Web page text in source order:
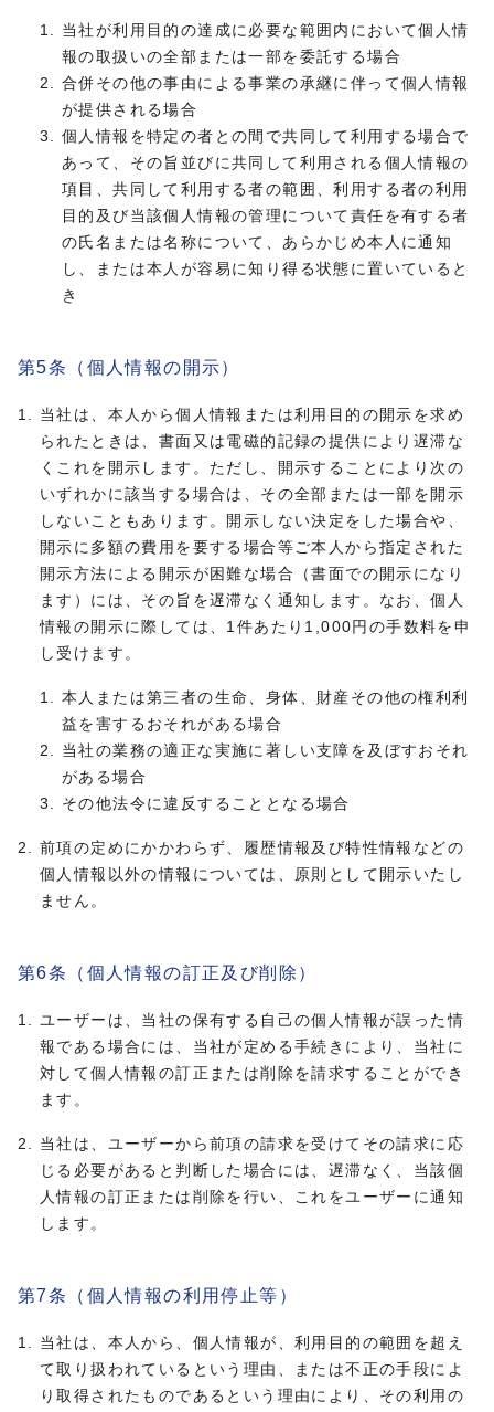
当社が利用目的の達成に必要な範囲内において個人情
報の取扱いの全部または一部を委託する場合
合併その他の事由による事業の承継に伴って個人情報
が提供される場合
個人情報を特定の者との間で共同して利用する場合で
あって、その旨並びに共同して利用される個人情報の
項目、共同して利用する者の範囲、利用する者の利用
目的及び当該個人情報の管理について責任を有する者
の氏名または名称について、あらかじめ本人に通知
し、または本人が容易に知り得る状態に置いていると
き
第5条（個人情報の開示）
当社は、本人から個人情報または利用目的の開示を求め
られたときは、書面又は電磁的記録の提供により遅滞な
くこれを開示します。ただし、開示することにより次の
いずれかに該当する場合は、その全部または一部を開示
しないこともあります。開示しない決定をした場合や、
開示に多額の費用を要する場合等ご本人から指定された
開示方法による開示が困難な場合（書面での開示になり
ます）には、その旨を遅滞なく通知します。なお、個人
情報の開示に際しては、1件あたり1,000円の手数料を申
し受けます。
本人または第三者の生命、身体、財産その他の権利利
益を害するおそれがある場合
当社の業務の適正な実施に著しい支障を及ぼすおそれ
がある場合
その他法令に違反することとなる場合
前項の定めにかかわらず、履歴情報及び特性情報などの
個人情報以外の情報については、原則として開示いたし
ません。
第6条（個人情報の訂正及び削除）
ユーザーは、当社の保有する自己の個人情報が誤った情
報である場合には、当社が定める手続きにより、当社に
対して個人情報の訂正または削除を請求することができ
ます。
当社は、ユーザーから前項の請求を受けてその請求に応
じる必要があると判断した場合には、遅滞なく、当該個
人情報の訂正または削除を行い、これをユーザーに通知
します。
第7条（個人情報の利用停止等）
当社は、本人から、個人情報が、利用目的の範囲を超え
て取り扱われているという理由、または不正の手段によ
り取得されたものであるという理由により、その利用の